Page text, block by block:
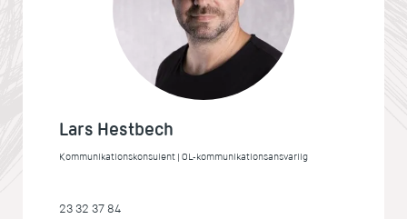
Lars Hestbech
Kommunikationskonsulent | OL-kommunikationsansvarlig
23 32 37 84